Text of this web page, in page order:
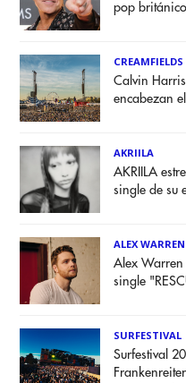
pop británico
CREAMFIELDS
Calvin
encabezan
AKRIILA
AKRIILA
single de su
ALEX WARREN
Alex Warren
single
SURFESTIVAL
Surfestival